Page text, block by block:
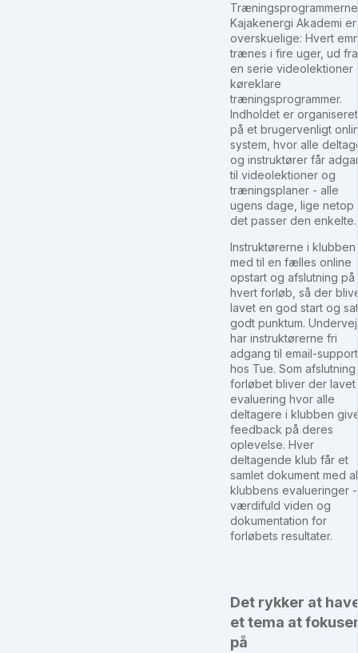
Kajakenergi Akademi er
overskuelige: Hvert
trænes i fire uger, ud fra
en serie videolektioner
køreklare
træningsprogrammer.
Indholdet er organiseret
på et brugervenligt
system, hvor alle
og instruktører får
til videolektioner og
træningsplaner - alle
ugens dage, lige netop
det passer den enkelte.
Instruktørerne i
med til en fælles online
opstart og afslutning på
hvert forløb, så der
lavet en god start og
godt punktum.
har instruktørerne fri
adgang til email-support
hos Tue. Som
forløbet bliver der lavet
evaluering hvor alle
deltagere i klubben
feedback på deres
oplevelse. Hver
deltagende klub får et
samlet dokument med
klubbens evalueringer
værdifuld viden og
dokumentation for
forløbets resultater.
Det rykker at
et tema at
på